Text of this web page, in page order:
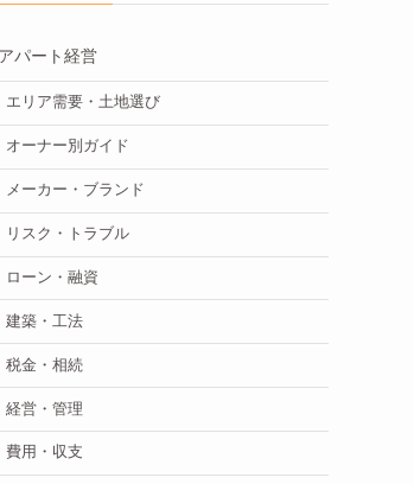
アパート経営
エリア需要・土地選び
オーナー別ガイド
メーカー・ブランド
リスク・トラブル
ローン・融資
建築・工法
税金・相続
経営・管理
費用・収支